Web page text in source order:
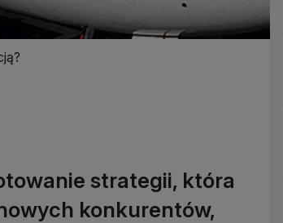
strategii, która
konkurentów,